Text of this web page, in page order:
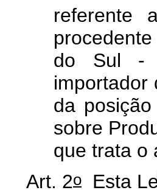
referente
do Sul -
importador
da
sobre
que trata o
Art. 2o Esta